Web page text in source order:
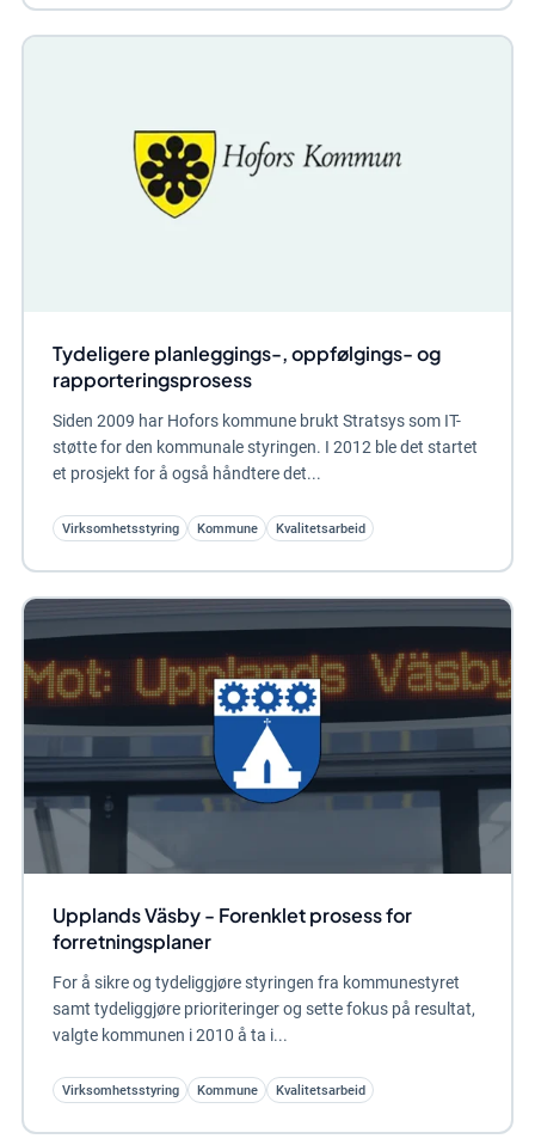
Tydeligere planleggings-, oppfølgings- og
rapporteringsprosess
Siden 2009 har Hofors kommune brukt Stratsys som IT-
støtte for den kommunale styringen. I 2012 ble det startet
et prosjekt for å også håndtere det...
Virksomhetsstyring Kommune Kvalitetsarbeid
Upplands Väsby - Forenklet prosess for
forretningsplaner
For å sikre og tydeliggjøre styringen fra kommunestyret
samt tydeliggjøre prioriteringer og sette fokus på resultat,
valgte kommunen i 2010 å ta i...
Virksomhetsstyring Kommune Kvalitetsarbeid